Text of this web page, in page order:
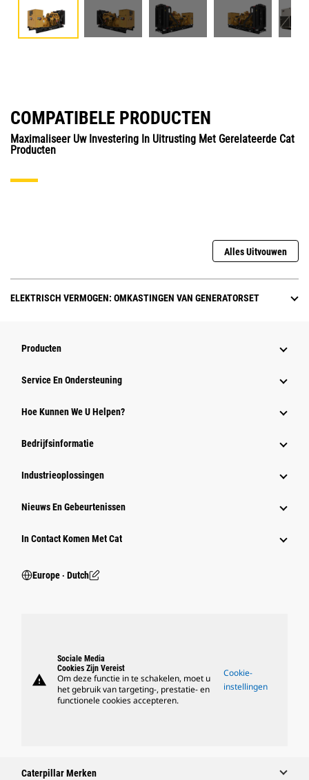
COMPATIBELE PRODUCTEN
Maximaliseer Uw Investering In Uitrusting Met Gerelateerde Cat
Producten
Alles Uitvouwen
ELEKTRISCH VERMOGEN: OMKASTINGEN VAN GENERATORSET
Producten
Service En Ondersteuning
Hoe Kunnen We U Helpen?
Bedrijfsinformatie
Industrieoplossingen
Nieuws En Gebeurtenissen
In Contact Komen Met Cat
Europe ‧ Dutch
warning
Sociale Media
Cookies Zijn Vereist
Om deze functie in te schakelen, moet u
het gebruik van targeting-, prestatie- en
functionele cookies accepteren.
Cookie-
instellingen
Caterpillar Merken